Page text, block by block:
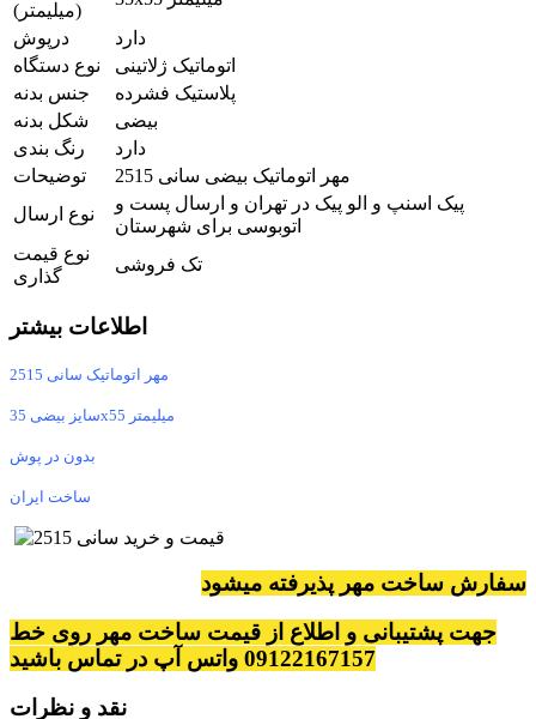
(میلیمتر)
درپوش
دارد
نوع دستگاه
اتوماتیک ژلاتینی
جنس بدنه
پلاستیک فشرده
شکل بدنه
بیضی
رنگ بندی
دارد
توضیحات
مهر اتوماتیک بیضی سانی 2515
نوع ارسال
پیک اسنپ و الو پیک در تهران و ارسال پست و
اتوبوسی برای شهرستان
نوع قیمت
گذاری
تک فروشی
اطلاعات بیشتر
سایز بیضی 35x55 میلیمتر
بدون در پوش
ساخت ایران
سفارش ساخت مهر پذیرفته میشود
جهت پشتیبانی و اطلاع از قیمت ساخت مهر روی خط
09122167157 واتس آپ در تماس باشید
نقد و نظرات